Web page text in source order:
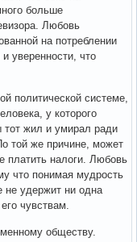
больше
Любовь
на потреблении
уверенности, что
политической системе,
у которого
тот жил и умирал ради
той же причине, может
платить налоги. Любовь
что понимая мудрость
не удержит ни одна
чувствам.
обществу.